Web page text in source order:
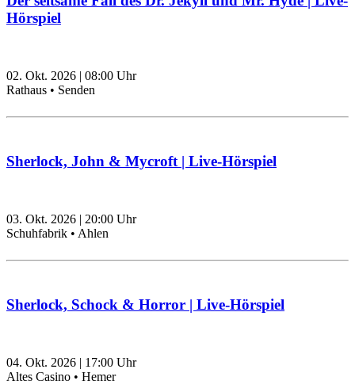
Hörspiel
02. Okt. 2026 | 08:00 Uhr
Rathaus • Senden
Sherlock, John & Mycroft | Live-Hörspiel
03. Okt. 2026 | 20:00 Uhr
Schuhfabrik • Ahlen
Sherlock, Schock & Horror | Live-Hörspiel
04. Okt. 2026 | 17:00 Uhr
Altes Casino • Hemer